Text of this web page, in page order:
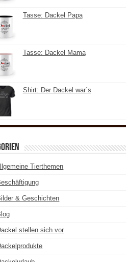
Tasse: Dackel Papa
Tasse: Dackel Mama
Shirt: Der Dackel war´s
Tierthemen
& Geschichten
stellen sich vor